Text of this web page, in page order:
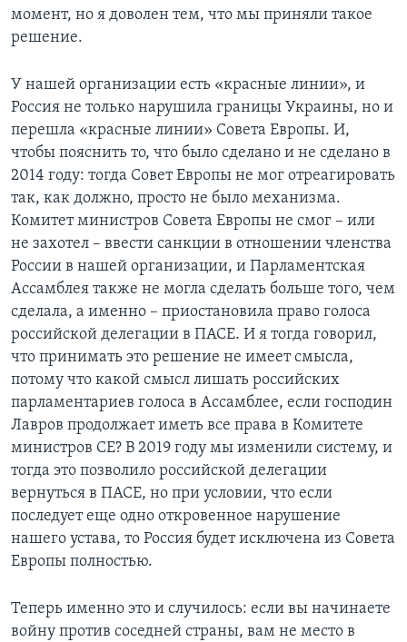
момент, но я доволен тем, что мы приняли такое
решение.
У нашей организации есть «красные линии», и
Россия не только нарушила границы Украины, но и
перешла «красные линии» Совета Европы. И,
чтобы пояснить то, что было сделано и не сделано в
2014 году: тогда Совет Европы не мог отреагировать
так, как должно, просто не было механизма.
Комитет министров Совета Европы не смог – или
не захотел – ввести санкции в отношении членства
России в нашей организации, и Парламентская
Ассамблея также не могла сделать больше того, чем
сделала, а именно – приостановила право голоса
российской делегации в ПАСЕ. И я тогда говорил,
что принимать это решение не имеет смысла,
потому что какой смысл лишать российских
парламентариев голоса в Ассамблее, если господин
Лавров продолжает иметь все права в Комитете
министров СЕ? В 2019 году мы изменили систему, и
тогда это позволило российской делегации
вернуться в ПАСЕ, но при условии, что если
последует еще одно откровенное нарушение
нашего устава, то Россия будет исключена из Совета
Европы полностью.
Теперь именно это и случилось: если вы начинаете
войну против соседней страны, вам не место в